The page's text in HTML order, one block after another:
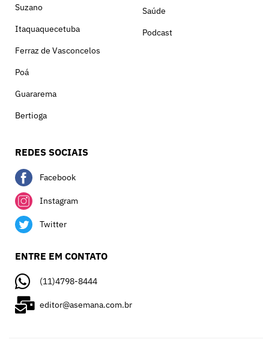
Suzano
Itaquaquecetuba
Ferraz de Vasconcelos
Poá
Guararema
Bertioga
Saúde
Podcast
REDES SOCIAIS
Facebook
Instagram
Twitter
ENTRE EM CONTATO
(11)4798-8444
editor@asemana.com.br